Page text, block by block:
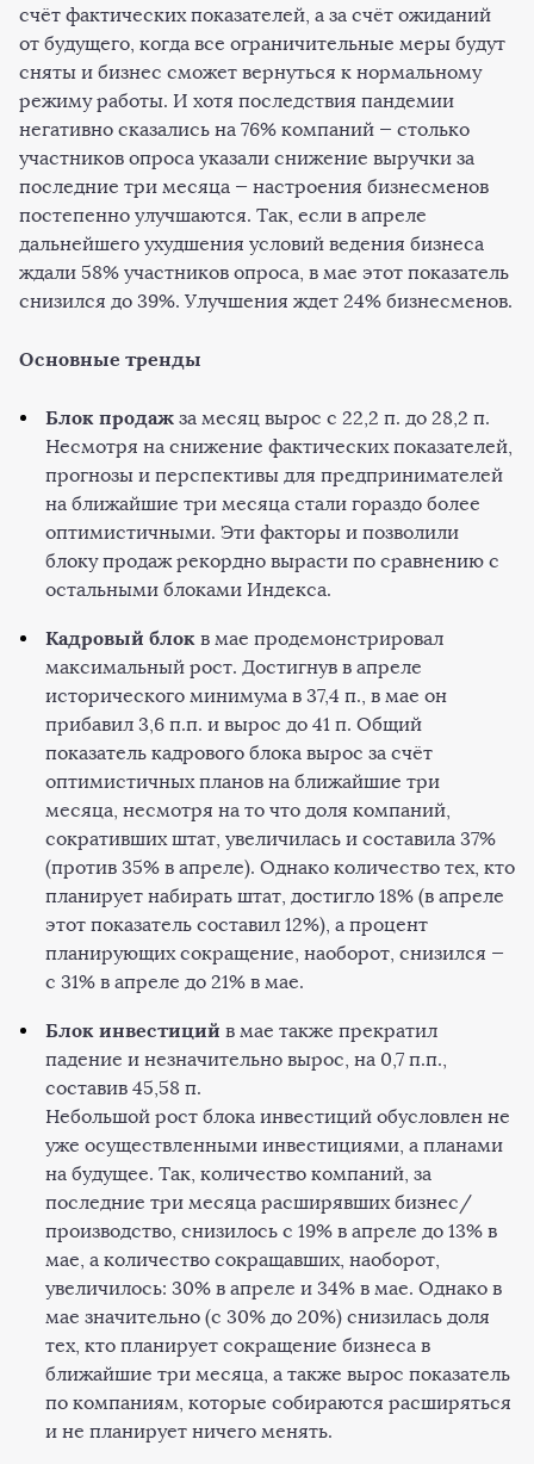
счёт фактических показателей, а за счёт ожиданий
от будущего, когда все ограничительные меры будут
сняты и бизнес сможет вернуться к нормальному
режиму работы. И хотя последствия пандемии
негативно сказались на 76% компаний — столько
участников опроса указали снижение выручки за
последние три месяца — настроения бизнесменов
постепенно улучшаются. Так, если в апреле
дальнейшего ухудшения условий ведения бизнеса
ждали 58% участников опроса, в мае этот показатель
снизился до 39%. Улучшения ждет 24% бизнесменов.
Основные тренды
Блок продаж за месяц вырос с 22,2 п. до 28,2 п.
Несмотря на снижение фактических показателей,
прогнозы и перспективы для предпринимателей
на ближайшие три месяца стали гораздо более
оптимистичными. Эти факторы и позволили
блоку продаж рекордно вырасти по сравнению с
остальными блоками Индекса.
Кадровый блок в мае продемонстрировал
максимальный рост. Достигнув в апреле
исторического минимума в 37,4 п., в мае он
прибавил 3,6 п.п. и вырос до 41 п. Общий
показатель кадрового блока вырос за счёт
оптимистичных планов на ближайшие три
месяца, несмотря на то что доля компаний,
сокративших штат, увеличилась и составила 37%
(против 35% в апреле). Однако количество тех, кто
планирует набирать штат, достигло 18% (в апреле
этот показатель составил 12%), а процент
планирующих сокращение, наоборот, снизился —
с 31% в апреле до 21% в мае.
Блок инвестиций в мае также прекратил
падение и незначительно вырос, на 0,7 п.п.,
составив 45,58 п.
Небольшой рост блока инвестиций обусловлен не
уже осуществленными инвестициями, а планами
на будущее. Так, количество компаний, за
последние три месяца расширявших бизнес/
производство, снизилось с 19% в апреле до 13% в
мае, а количество сокращавших, наоборот,
увеличилось: 30% в апреле и 34% в мае. Однако в
мае значительно (с 30% до 20%) снизилась доля
тех, кто планирует сокращение бизнеса в
ближайшие три месяца, а также вырос показатель
по компаниям, которые собираются расширяться
и не планирует ничего менять.